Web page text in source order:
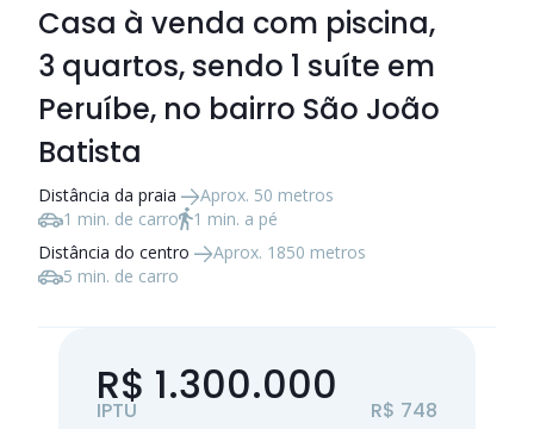
Casa à venda com piscina,
3 quartos, sendo 1 suíte em
Peruíbe, no bairro São João
Batista
Distância da praia
Aprox. 50 metros
1 min. de carro
1 min. a pé
Distância do centro
Aprox. 1850 metros
5 min. de carro
R$ 1.300.000
IPTU R$ 748